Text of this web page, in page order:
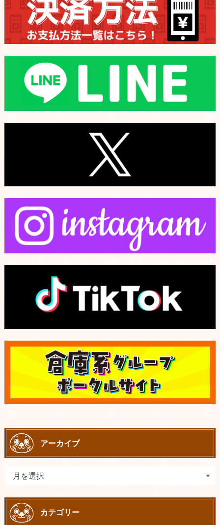
アーカイブ
カテゴリー